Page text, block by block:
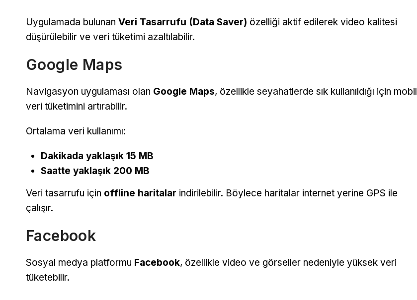
Uygulamada bulunan Veri Tasarrufu (Data Saver) özelliği aktif edilerek video kalitesi
düşürülebilir ve veri tüketimi azaltılabilir.
Google Maps
Navigasyon uygulaması olan Google Maps, özellikle seyahatlerde sık kullanıldığı için mobil
veri tüketimini artırabilir.
Ortalama veri kullanımı:
Dakikada yaklaşık 15 MB
Saatte yaklaşık 200 MB
Veri tasarrufu için offline haritalar indirilebilir. Böylece haritalar internet yerine GPS ile
çalışır.
Facebook
Sosyal medya platformu Facebook, özellikle video ve görseller nedeniyle yüksek veri
tüketebilir.